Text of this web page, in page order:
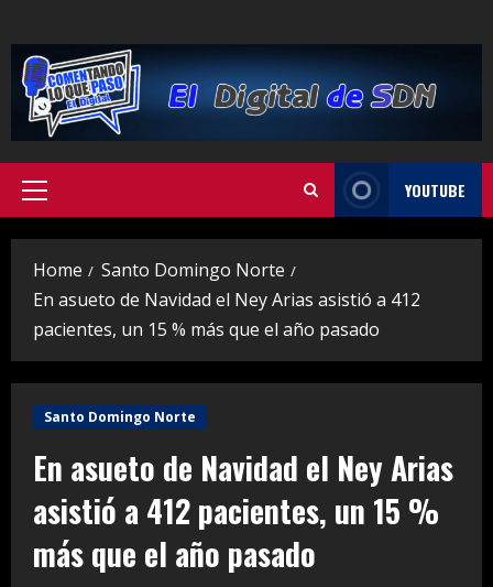
to
content
Primary
YOUTUBE
Home
Santo Domingo Norte
En asueto de Navidad el Ney Arias asistió a 412
pacientes, un 15 % más que el año pasado
Santo Domingo Norte
En asueto de Navidad el Ney Arias
asistió a 412 pacientes, un 15 %
más que el año pasado